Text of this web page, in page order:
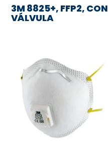
3M 8825+, FFP2, CON
VÁLVULA